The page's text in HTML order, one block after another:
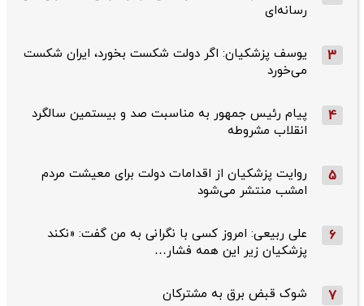
رسانه‌ای
3
یوسف پزشکیان: اگر دولت شکست بخورد، ایران شکست
می‌خورد
4
پیام رئیس جمهور به مناسبت صد و بیستمین سالگرد
انقلاب مشروطه
5
روایت پزشکیان از اقدامات دولت برای معیشت مردم
امشب منتشر می‌شود
6
علی ربیعی: امروز کسی با نگرانی به من گفت: «نکند
پزشکیان زیر این همه فشار…
7 شوک قبض برق به مشترکان